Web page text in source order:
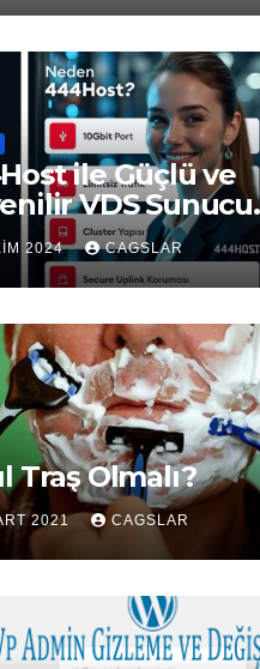
ile Güçlü ve
VDS Sunucu
2024 CAGSLAR
Traş Olmalı?
2021 CAGSLAR